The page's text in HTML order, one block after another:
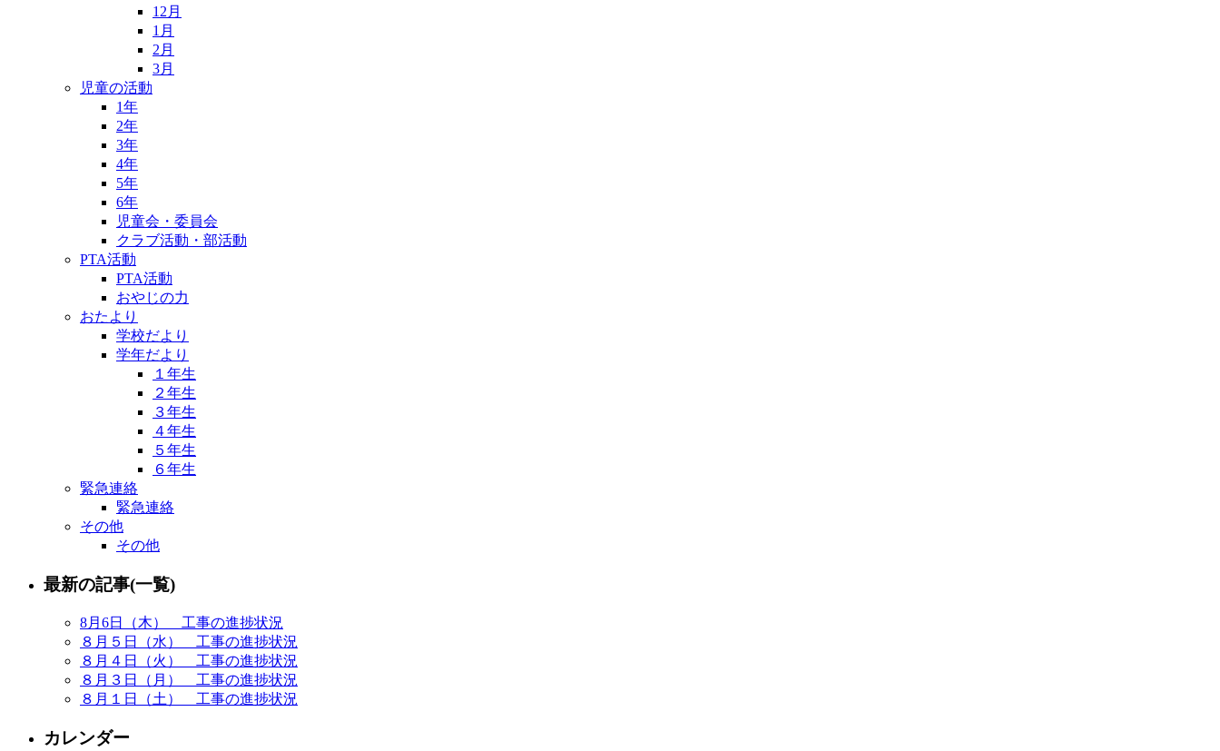
12月
1月
2月
3月
児童の活動
1年
2年
3年
4年
5年
6年
児童会・委員会
クラブ活動・部活動
PTA活動
PTA活動
おやじの力
おたより
学校だより
学年だより
１年生
２年生
３年生
４年生
５年生
６年生
緊急連絡
緊急連絡
その他
その他
最新の記事(一覧)
8月6日（木） 工事の進捗状況
８月５日（水） 工事の進捗状況
８月４日（火） 工事の進捗状況
８月３日（月） 工事の進捗状況
８月１日（土） 工事の進捗状況
カレンダー